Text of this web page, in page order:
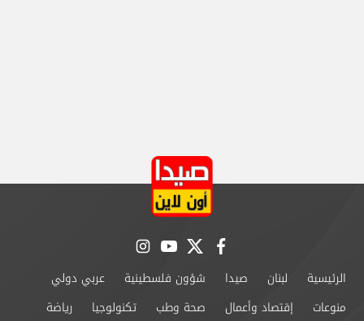
facebook
twitter
youtube
instagram
الرئيسية لبنان صيدا شؤون فلسطينية
عربي دولي
منوعات
إقتصاد وأعمال صحة وطب تكنولوجيا رياضة